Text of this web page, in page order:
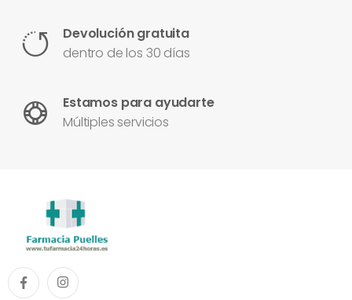
Devolución gratuita
dentro de los 30 días
Estamos para ayudarte
Múltiples servicios